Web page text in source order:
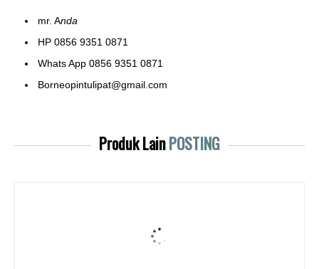
mr. Anda
HP 0856 9351 0871
Whats App 0856 9351 0871
Borneopintulipat@gmail.com
Produk LainPOSTING